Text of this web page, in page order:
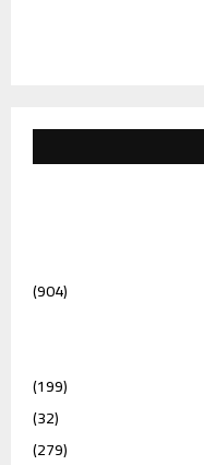
(904)
(199)
(32)
(279)